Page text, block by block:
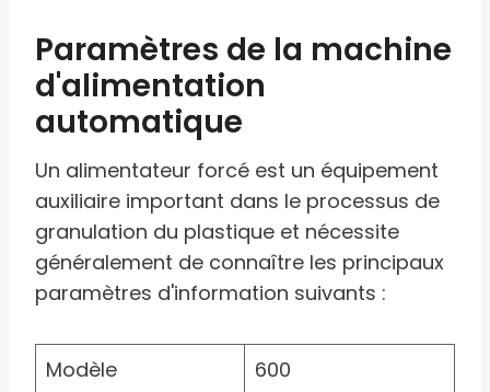
Paramètres de la machine
d'alimentation
automatique
Un alimentateur forcé est un équipement
auxiliaire important dans le processus de
granulation du plastique et nécessite
généralement de connaître les principaux
paramètres d'information suivants :
Modèle
600